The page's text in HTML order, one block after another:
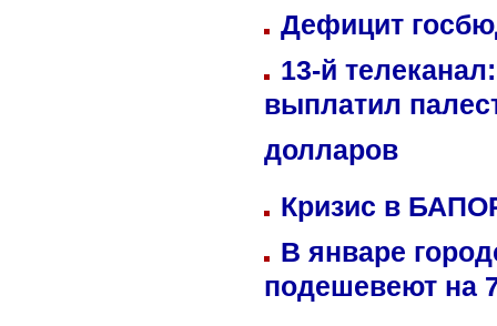
Дефицит
13-й
выплатил
долларов
Кризис в
В январе
подешевеют на